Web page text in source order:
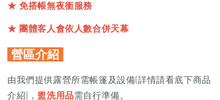
★ 免搭帳無夜衝服務
★ 團體客人會依人數合併天幕
營區介紹
由我們提供露營所需帳篷及設備(詳情請看底下商品
介紹)， 盥洗用品需自行準備。